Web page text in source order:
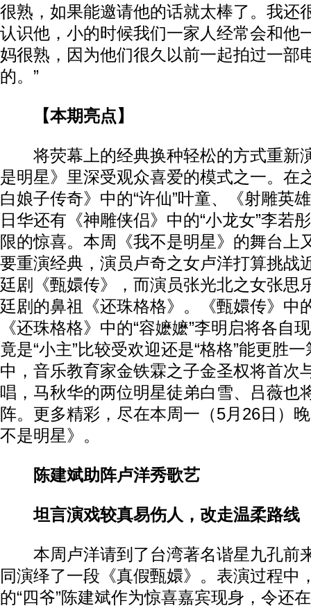
很熟，如果能邀请他的话就太棒了。我还
认识他，小的时候我们一家人经常会和他
妈很熟，因为他们很久以前一起拍过一部
的。”
【本期亮点】
将荧幕上的经典换种轻松的方式重新
是明星》里深受观众喜爱的模式之一。在
白娘子传奇》中的“许仙”叶童、《射雕英
日华还有《神雕侠侣》中的“小龙女”李若
限的惊喜。本周《我不是明星》的舞台上
要重演经典，演员卢奇之女卢洋打算挑战
廷剧《甄嬛传》，而演员张光北之女张思
廷剧的鼻祖《还珠格格》。《甄嬛传》中
《还珠格格》中的“容嬷嬷”李明启将各自
竟是“小主”比较受欢迎还是“格格”能更胜
中，音乐教育家金铁霖之子金圣权将首次
唱，马秋华的两位明星徒弟白雪、吕薇也
阵。更多精彩，尽在本周一（5月26日）
不是明星》。
陈建斌助阵卢洋秀歌艺
坦言演戏较真易伤人，改走温柔路线
本周卢洋请到了台湾著名谐星九孔前
同演绎了一段《真假甄嬛》。表演过程中
的“四爷”陈建斌作为惊喜嘉宾现身，令还